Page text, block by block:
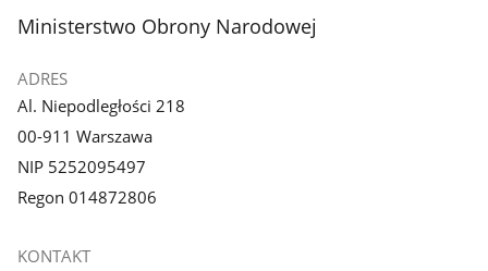
galerii.
galerii.
stopka
Ministerstwo Obrony Narodowej
ADRES
Al. Niepodległości 218
00-911 Warszawa
NIP 5252095497
Regon 014872806
KONTAKT